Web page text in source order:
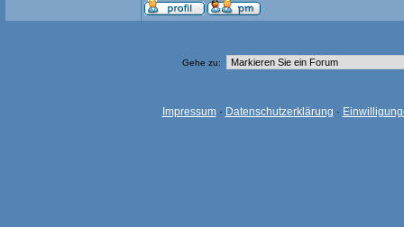
Gehe zu:
Impressum· Datenschutzerklärung ·